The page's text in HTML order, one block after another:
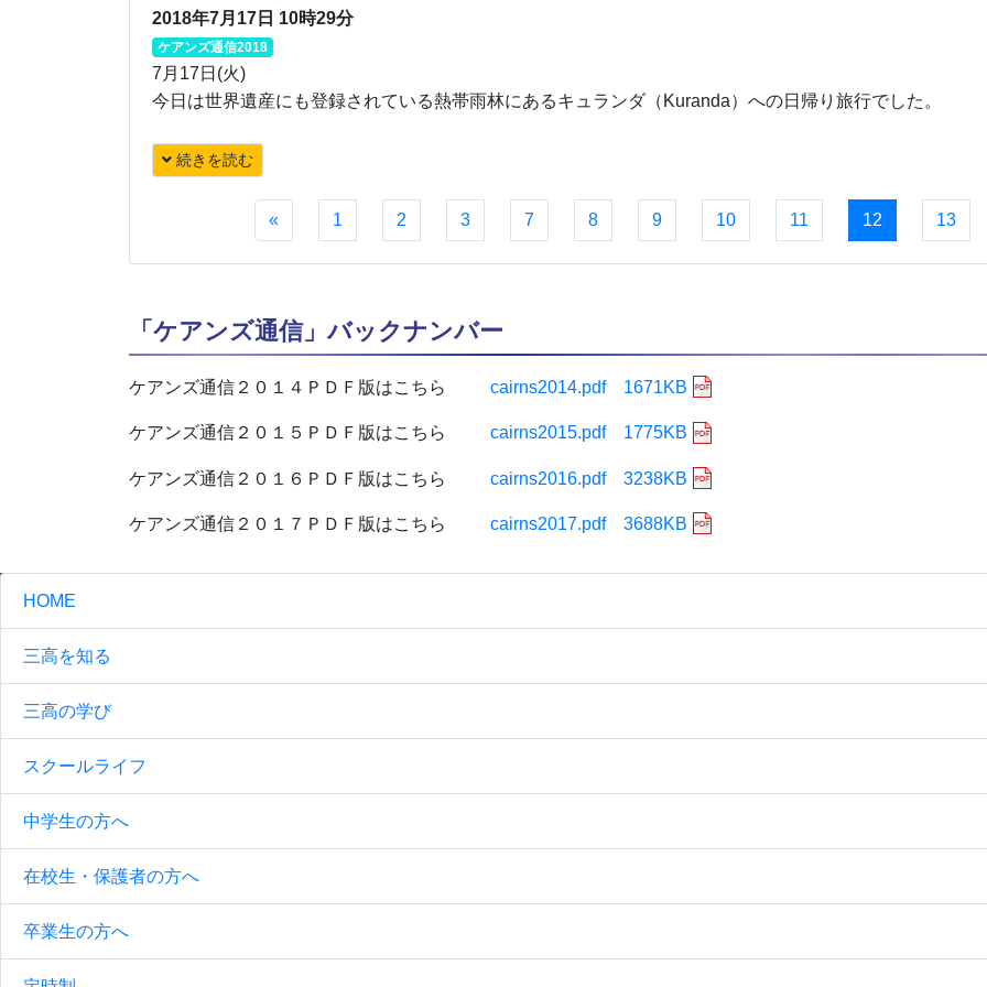
2018年7月17日 10時29分
ケアンズ通信2018
7月17日(火)
今日は世界遺産にも登録されている熱帯雨林にあるキュランダ（Kuranda）への日帰り旅行でした。
続きを読む
« 1 2 3 7 8 9 10 11 12 13
「ケアンズ通信」バックナンバー
ケアンズ通信２０１４ＰＤＦ版はこちら cairns2014.pdf 1671KB
ケアンズ通信２０１５ＰＤＦ版はこちら cairns2015.pdf 1775KB
ケアンズ通信２０１６ＰＤＦ版はこちら cairns2016.pdf 3238KB
ケアンズ通信２０１７ＰＤＦ版はこちら cairns2017.pdf 3688KB
HOME
三高を知る
三高の学び
スクールライフ
中学生の方へ
在校生・保護者の方へ
卒業生の方へ